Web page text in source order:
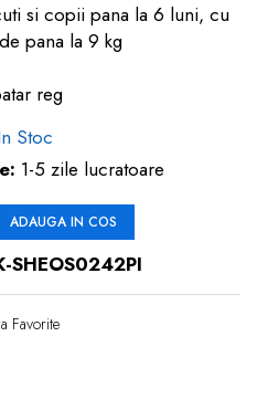
si copii pana la 6 luni, cu
pana la 9 kg
reg
Stoc
1-5 zile lucratoare
ADAUGA IN COS
SHEOS0242PI
Favorite